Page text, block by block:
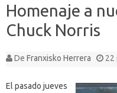
Homenaje a
Chuck Norris
De Franxisko Herrera 22
El pasado jueves